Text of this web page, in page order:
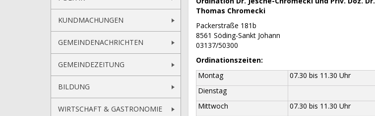
KUNDMACHUNGEN
GEMEINDENACHRICHTEN
GEMEINDEZEITUNG
BILDUNG
WIRTSCHAFT & GASTRONOMIE
Thomas Chromecki
Packerstraße 181b
8561 Söding-Sankt Johann
03137/50300
Ordinationszeiten:
Montag
07.30 bis 11.30 Uhr
Dienstag
Mittwoch
07.30 bis 11.30 Uhr